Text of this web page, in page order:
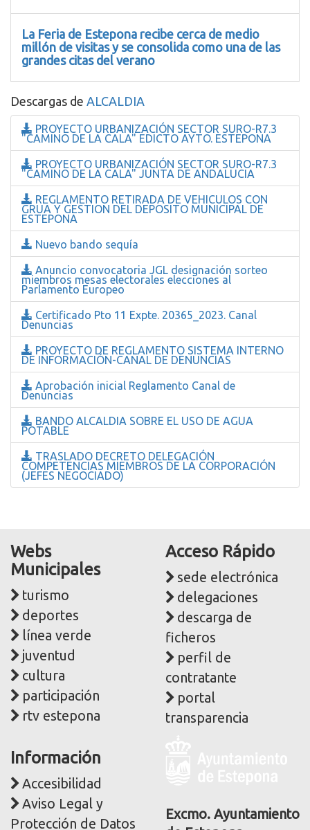
La Feria de Estepona recibe cerca de medio
millón de visitas y se consolida como una de las
grandes citas del verano
Descargas de ALCALDIA
PROYECTO URBANIZACIÓN SECTOR SURO-R7.3
"CAMINO DE LA CALA" EDICTO AYTO. ESTEPONA
PROYECTO URBANIZACIÓN SECTOR SURO-R7.3
"CAMINO DE LA CALA" JUNTA DE ANDALUCIA
REGLAMENTO RETIRADA DE VEHICULOS CON
GRUA Y GESTION DEL DEPOSITO MUNICIPAL DE
ESTEPONA
Nuevo bando sequía
Anuncio convocatoria JGL designación sorteo
miembros mesas electorales elecciones al
Parlamento Europeo
Certificado Pto 11 Expte. 20365_2023. Canal
Denuncias
PROYECTO DE REGLAMENTO SISTEMA INTERNO
DE INFORMACIÓN-CANAL DE DENUNCIAS
Aprobación inicial Reglamento Canal de
Denuncias
BANDO ALCALDIA SOBRE EL USO DE AGUA
POTABLE
TRASLADO DECRETO DELEGACIÓN
COMPETENCIAS MIEMBROS DE LA CORPORACIÓN
(JEFES NEGOCIADO)
Webs
Municipales
turismo
deportes
línea verde
juventud
cultura
participación
rtv estepona
Acceso Rápido
sede electrónica
delegaciones
descarga de
ficheros
perfil de
contratante
portal
transparencia
Información
Accesibilidad
Aviso Legal y
Protección de Datos
corporativa
Excmo. Ayuntamiento